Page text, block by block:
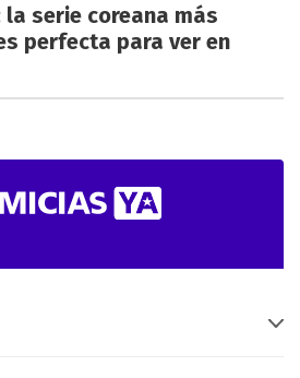
la serie coreana más
perfecta para ver en